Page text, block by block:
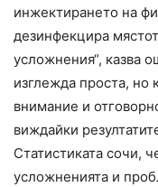
инжектирането на
дезинфекцира
усложнения“, казва
изглежда проста, но
внимание и
виждайки
Статистиката сочи,
усложненията и